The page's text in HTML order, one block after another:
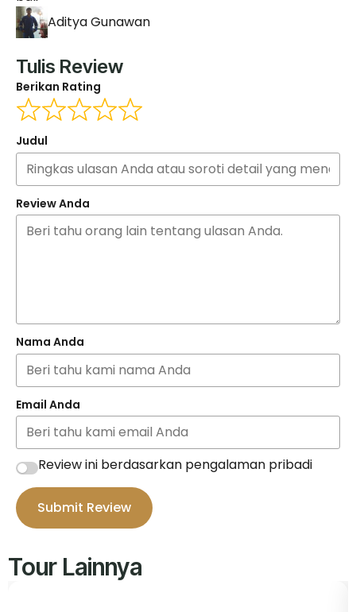
Aditya Gunawan
Tulis Review
Berikan Rating
Judul
Review Anda
Nama Anda
Email Anda
Review ini berdasarkan pengalaman pribadi
Submit Review
Tour Lainnya